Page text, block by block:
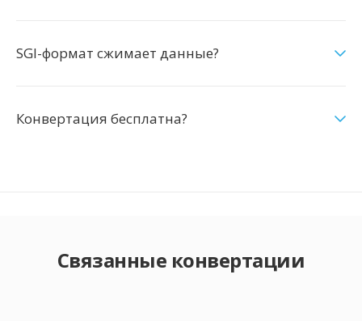
SGI-формат сжимает данные?
Конвертация бесплатна?
Связанные конвертации